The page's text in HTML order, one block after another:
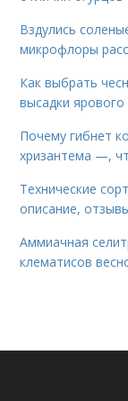
Вздулись
микрофлоры
Как выбрать
высадки
Почему гибнет
хризантема —,
Технические
описание,
Аммиачная
клематисов